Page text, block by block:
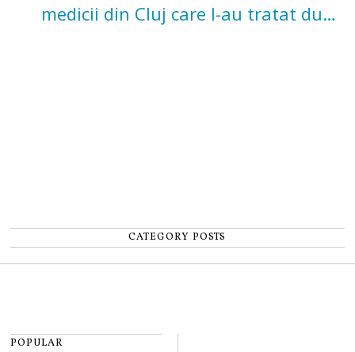
medicii din Cluj care l-au tratat după
CATEGORY POSTS
POPULAR